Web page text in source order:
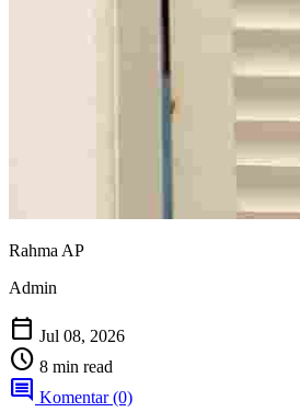
Rahma AP
Admin
calendar_today Jul 08, 2026
schedule 8 min read
comment Komentar (0)